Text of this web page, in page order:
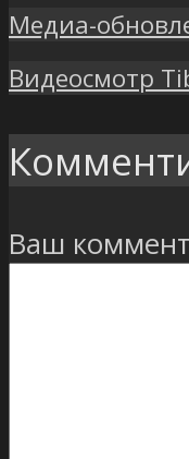
Медиа-
Видеосмотр
Ваш